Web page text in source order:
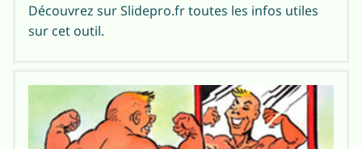
Découvrez sur Slidepro.fr toutes les infos utiles
sur cet outil.